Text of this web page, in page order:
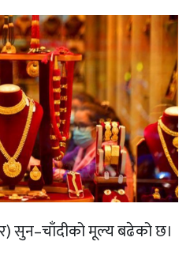
सुन–चाँदीको मूल्य बढेको छ।